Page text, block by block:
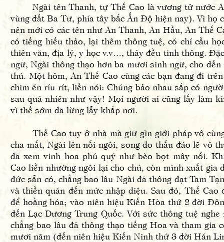
Ngài tên Thanh, tự Thế Cao là vương tử nước
vùng đất Ba Tư, phía tây bắc Ấn Độ hiện nay). Vì họ
nên mới có các tên như An Thanh, An Hầu, An Thế
có tiếng hiếu thảo, lại thêm thông tuệ, có chí cầu
thiên văn, địa lý, y học v.v…, thảy đều tinh thông.
ngữ, Ngài thông thạo hơn ba mươi sinh ngữ, cho
thú. Một hôm, An Thế Cao cùng các bạn đang đi
chim én ríu rít, liền nói: Chúng bảo nhau sắp có
sau quả nhiên như vậy! Mọi người ai cũng lấy làm
vì thế sớm đã lừng lẫy khắp nơi.
Thế Cao tuy ở nhà mà giữ gìn giới pháp vô
cha mất, Ngài lên nối ngôi, song do thấu đáo lẽ vô
đã xem vinh hoa phú quý như bèo bọt mây nổi.
Cao liền nhường ngôi lại cho chú, còn mình xuất gia
đức sẵn có, chẳng bao lâu Ngài đã thông đạt Tam
và thiền quán đến mức nhập diệu. Sau đó, Thế Cao
để hoằng hóa; vào niên hiệu Kiến Hòa thứ 2 đời
đến Lạc Dương Trung Quốc. Với sức thông tuệ
chẳng bao lâu đã thông thạo tiếng Hoa và tham gia
mươi năm (đến niên hiệu Kiến Ninh thứ 3 đời Hán